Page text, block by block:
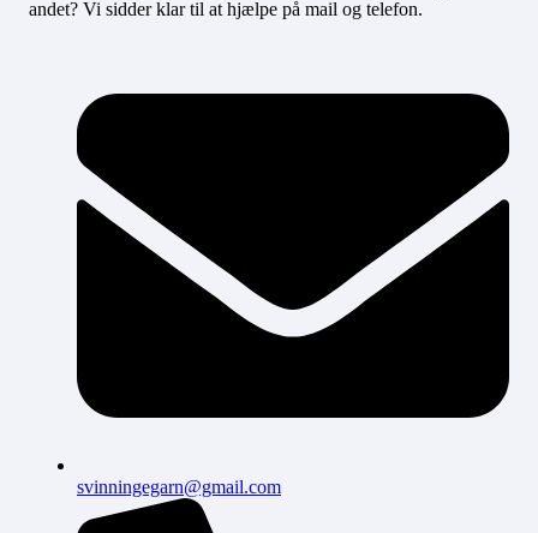
andet? Vi sidder klar til at hjælpe på mail og telefon.
svinningegarn@gmail.com